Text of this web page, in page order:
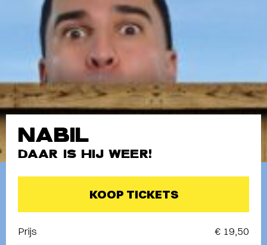
NABIL
DAAR IS HIJ WEER!
KOOP TICKETS
Prijs € 19,50